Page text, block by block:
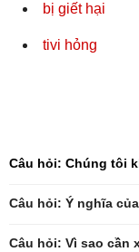
bị giết hại
tivi hỏng
Câu hỏi: Chúng tôi
Câu hỏi: Vì sao cần